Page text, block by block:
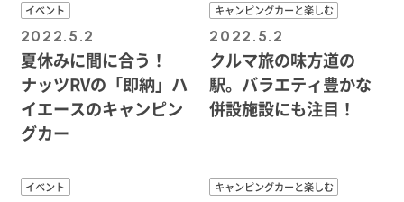
イベント
2022.5.2
夏休みに間に合う！
ナッツRVの「即納」ハ
イエースのキャンピン
グカー
キャンピングカーと楽しむ
2022.5.2
クルマ旅の味方道の
駅。バラエティ豊かな
併設施設にも注目！
イベント キャンピングカーと楽しむ